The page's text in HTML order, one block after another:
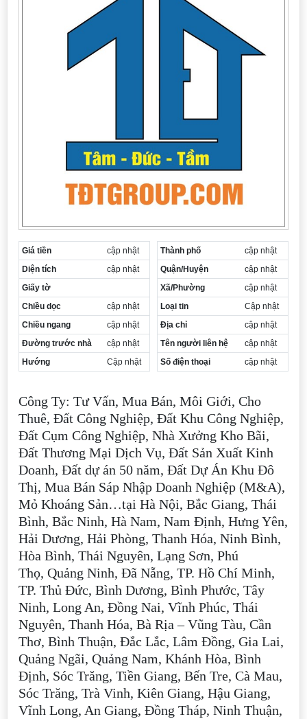
Cần thuê MBKD tại Phường Định Công
Cần thuê MBKD tại Phường Tương Mai
Cần thuê MBKD tại Phường Vĩnh Hưng
Cần thuê MBKD tại Phường Lĩnh Nam
Cần thuê MBKD tại Phường Hồng Hà
Cần thuê MBKD tại Phường Vĩnh Tuy
Giá tiền
cập nhật
Diện tích
cập nhật
Giấy tờ
Chiều dọc
cập nhật
Chiều ngang
cập nhật
Đường trước nhà
cập nhật
Hướng
Cập nhật
Thành phố
cập nhật
Quận/Huyện
cập nhật
Xã/Phường
cập nhật
Loại tin
Cập nhật
Địa chỉ
cập nhật
Tên người liên hệ
cập nhật
Số điện thoại
cập nhật
Công Ty: Tư Vấn, Mua Bán, Môi Giới, Cho
Thuê, Đất Công Nghiệp, Đất Khu Công Nghiệp,
Đất Cụm Công Nghiệp, Nhà Xưởng Kho Bãi,
Đất Thương Mại Dịch Vụ, Đất Sản Xuất Kinh
Doanh, Đất dự án 50 năm, Đất Dự Án Khu Đô
Thị, Mua Bán Sáp Nhập Doanh Nghiệp (M&A),
Mỏ Khoáng Sản…tại Hà Nội, Bắc Giang, Thái
Bình, Bắc Ninh, Hà Nam, Nam Định, Hưng Yên,
Hải Dương, Hải Phòng, Thanh Hóa, Ninh Bình,
Hòa Bình, Thái Nguyên, Lạng Sơn, Phú
Thọ, Quảng Ninh, Đã Nẵng, TP. Hồ Chí Minh,
TP. Thủ Đức, Bình Dương, Bình Phước, Tây
Ninh, Long An, Đồng Nai, Vĩnh Phúc, Thái
Nguyên, Thanh Hóa, Bà Rịa – Vũng Tàu, Cần
Thơ, Bình Thuận, Đắc Lắc, Lâm Đồng, Gia Lai,
Quảng Ngãi, Quảng Nam, Khánh Hòa, Bình
Định, Sóc Trăng, Tiền Giang, Bến Tre, Cà Mau,
Sóc Trăng, Trà Vinh, Kiên Giang, Hậu Giang,
Vĩnh Long, An Giang, Đồng Tháp, Ninh Thuận,